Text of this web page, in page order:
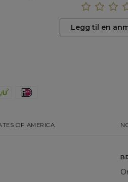
Legg til en
OF AMERICA